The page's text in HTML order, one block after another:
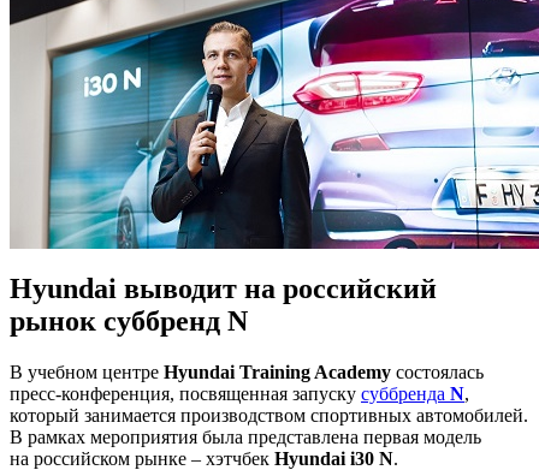
Hyundai выводит на российский
рынок суббренд N
В учебном центре Hyundai Training Academy состоялась
пресс-конференция, посвященная запуску суббренда N,
который занимается производством спортивных автомобилей.
В рамках мероприятия была представлена первая модель
на российском рынке – хэтчбек Hyundai i30 N.